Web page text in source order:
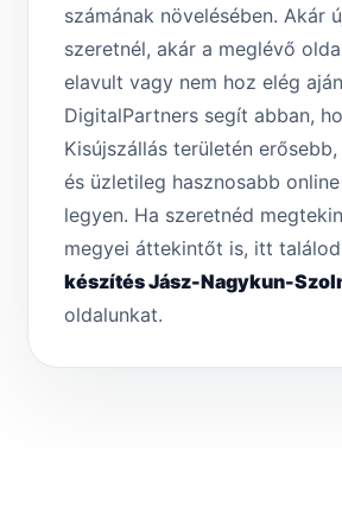
számának növelésében. Akár
szeretnél, akár a meglévő
elavult vagy nem hoz elég
DigitalPartners segít abban,
Kisújszállás területén
és üzletileg hasznosabb
legyen. Ha szeretnéd
megyei áttekintőt is, itt
készítés Jász-Nagykun-
oldalunkat.